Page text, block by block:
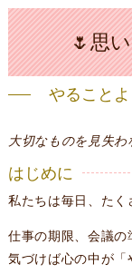
🌷思
やること
大切なものを見失わ
はじめに
私たちは毎日、たく
仕事の期限、会議
気づけば心の中が「